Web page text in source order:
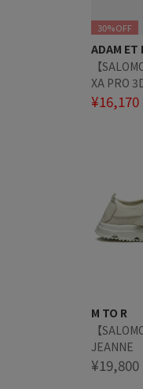
30%OFF
ADAM ET
【
XA PRO
¥16,170
M TO R
【
JEANNE
¥19,800